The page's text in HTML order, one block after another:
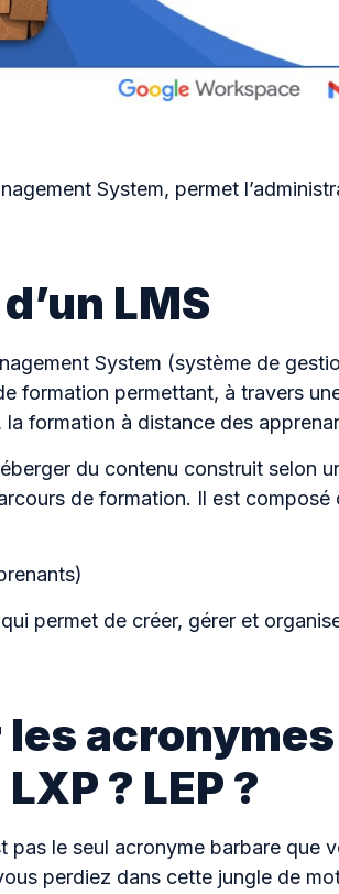
System, permet
LMS
System (système de
formation permettant, à travers
la formation à distance des
du contenu construit selon
de formation. Il est composé
qui permet de créer, gérer et
acronymes
? LEP ?
pas le seul acronyme barbare que
perdiez dans cette jungle de